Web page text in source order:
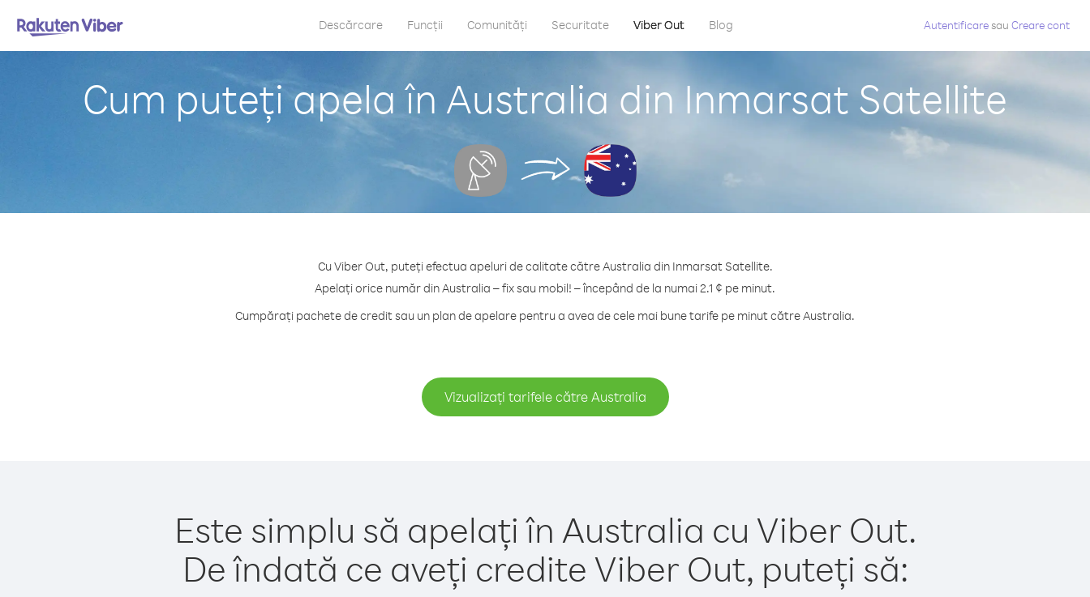
Descărcare Funcții Comunități Securitate Viber Out Blog Autentificaresau Creare cont
Cum puteți apela în Australia din Inmarsat Satellite
Cu Viber Out, puteți efectua apeluri de calitate către Australia din Inmarsat Satellite.
Apelați orice număr din Australia – fix sau mobil! – începând de la numai 2.1 ¢ pe minut.
Cumpărați pachete de credit sau un plan de apelare pentru a avea de cele mai bune tarife pe minut către Australia.
Vizualizați tarifele către Australia
Este simplu să apelați în Australia cu Viber Out.
De îndată ce aveți credite Viber Out, puteți să: